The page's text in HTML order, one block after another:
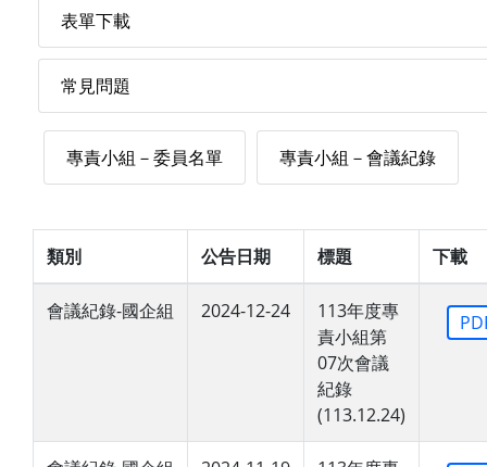
表單下載
常見問題
專責小組－委員名單 專責小組－會議紀錄
類別 公告日期 標題 下載
會議紀錄-國企組 2024-12-24
113年度專
責小組第
07次會議
紀錄
(113.12.24)